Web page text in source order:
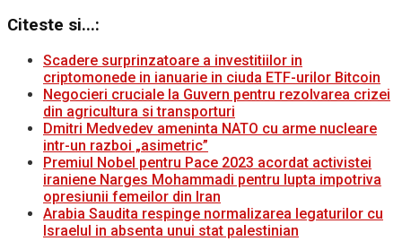
Citeste si...:
Scadere surprinzatoare a investitiilor in
criptomonede in ianuarie in ciuda ETF-urilor Bitcoin
Negocieri cruciale la Guvern pentru rezolvarea crizei
din agricultura si transporturi
Dmitri Medvedev ameninta NATO cu arme nucleare
intr-un razboi „asimetric”
Premiul Nobel pentru Pace 2023 acordat activistei
iraniene Narges Mohammadi pentru lupta impotriva
opresiunii femeilor din Iran
Arabia Saudita respinge normalizarea legaturilor cu
Israelul in absenta unui stat palestinian